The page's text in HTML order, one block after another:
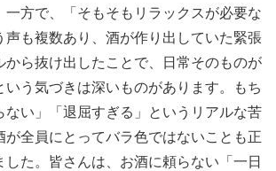
一方で、「そもそもリラックスが必要な
声も複数あり、酒が作り出していた緊張
ら抜け出したことで、日常そのものが
いう気づきは深いものがあります。もち
ない」「退屈すぎる」というリアルな苦
が全員にとってバラ色ではないことも正
した。皆さんは、お酒に頼らない「一日